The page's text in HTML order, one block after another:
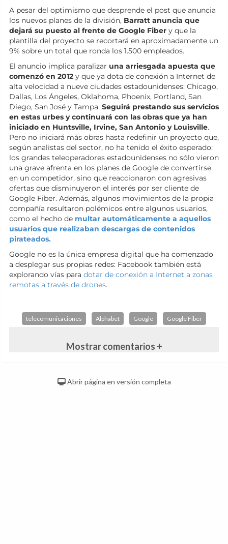
A pesar del optimismo que desprende el post que anuncia
los nuevos planes de la división, Barratt anuncia que
dejará su puesto al frente de Google Fiber y que la
plantilla del proyecto se recortará en aproximadamente un
9% sobre un total que ronda los 1.500 empleados.
El anuncio implica paralizar una arriesgada apuesta que
comenzó en 2012 y que ya dota de conexión a Internet de
alta velocidad a nueve ciudades estadounidenses: Chicago,
Dallas, Los Ángeles, Oklahoma, Phoenix, Portland, San
Diego, San José y Tampa. Seguirá prestando sus servicios
en estas urbes y continuará con las obras que ya han
iniciado en Huntsville, Irvine, San Antonio y Louisville.
Pero no iniciará más obras hasta redefinir un proyecto que,
según analistas del sector, no ha tenido el éxito esperado:
los grandes teleoperadores estadounidenses no sólo vieron
una grave afrenta en los planes de Google de convertirse
en un competidor, sino que reaccionaron con agresivas
ofertas que disminuyeron el interés por ser cliente de
Google Fiber. Además, algunos movimientos de la propia
compañía resultaron polémicos entre algunos usuarios,
como el hecho de multar automáticamente a aquellos
usuarios que realizaban descargas de contenidos
pirateados.
Google no es la única empresa digital que ha comenzado
a desplegar sus propias redes: Facebook también está
explorando vías para dotar de conexión a Internet a zonas
remotas a través de drones.
telecomunicaciones Alphabet Google Google Fiber
Mostrar comentarios +
Abrir página en versión completa